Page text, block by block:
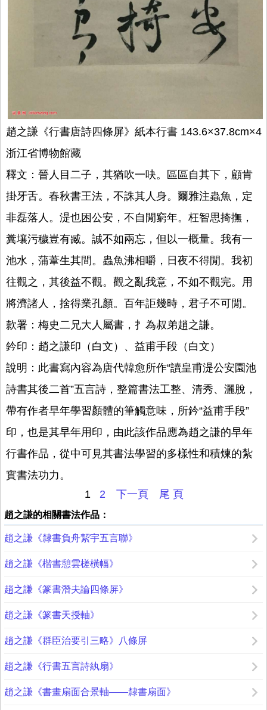
趙之謙《行書唐詩四條屏》紙本行書 143.6×37.8cm×4
浙江省博物館藏
釋文：晉人目二子，其猶吹一吷。區區自其下，顧肯
掛牙舌。春秋書王法，不誅其人身。爾雅注蟲魚，定
非磊落人。湜也困公安，不自閒窮年。枉智思掎撫，
糞壤污穢豈有臧。誠不如兩忘，但以一概量。我有一
池水，蒲葦生其間。蟲魚沸相嚼，日夜不得閒。我初
往觀之，其後益不觀。觀之亂我意，不如不觀完。用
將濟諸人，捨得業孔顏。百年詎幾時，君子不可閒。
款署：梅史二兄大人屬書，扌為叔弟趙之謙。
鈐印：趙之謙印（白文）、益甫手段（白文）
說明：此書寫內容為唐代韓愈所作“讀皇甫湜公安園池
詩書其後二首”五言詩，整篇書法工整、清秀、灑脫，
帶有作者早年學習顏體的筆觸意味，所鈐“益甫手段”
印，也是其早年用印，由此該作品應為趙之謙的早年
行書作品，從中可見其書法學習的多樣性和積煉的紮
實書法功力。
1 2 下一頁 尾 頁
趙之謙的相關書法作品：
趙之謙《隸書負舟絜宇五言聯》
趙之謙《楷書憩雲槎橫幅》
趙之謙《篆書潛夫論四條屏》
趙之謙《篆書天授軸》
趙之謙《群臣治要引三略》八條屏
趙之謙《行書五言詩紈扇》
趙之謙《書畫扇面合景軸——隸書扇面》